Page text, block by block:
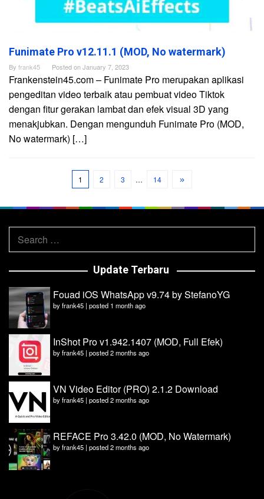
Funimate Pro v12.11.1 (MOD, No watermark)
By frank45 Posted onJanuary 7, 2023
Frankenstein45.com – Funimate Pro merupakan aplikasi
pengeditan video terbaik atau pembuat video Tiktok
dengan fitur gerakan lambat dan efek visual 3D yang
menakjubkan. Dengan mengunduh Funimate Pro (MOD,
No watermark) […]
1 2 3 … 14
Search
for:
Update Terbaru
Fouad iOS WhatsApp v9.74 by StefanoYG
byfrank45 | posted 1 month ago
InShot Pro v1.942.1407 (MOD, Full Efek)
byfrank45 | posted 2 months ago
VN Video Editor (PRO) 2.1.2 Download
byfrank45 | posted 2 months ago
REFACE Pro 3.42.0 (MOD, No Watermark)
byfrank45 | posted 2 months ago